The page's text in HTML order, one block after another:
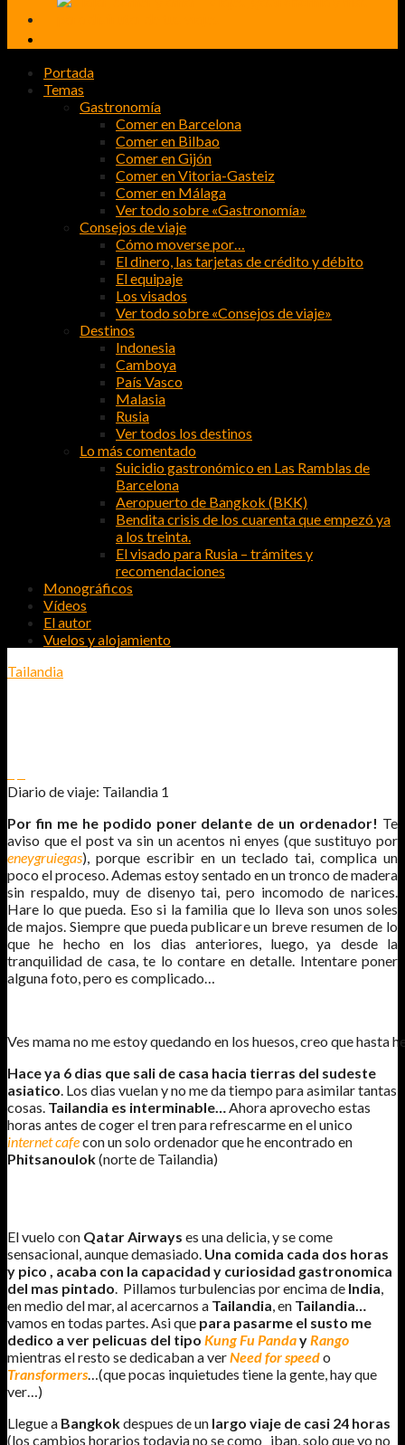
Portada
Temas
Gastronomía
Comer en Barcelona
Comer en Bilbao
Comer en Gijón
Comer en Vitoria-Gasteiz
Comer en Málaga
Ver todo sobre «Gastronomía»
Consejos de viaje
Cómo moverse por…
El dinero, las tarjetas de crédito y débito
El equipaje
Los visados
Ver todo sobre «Consejos de viaje»
Destinos
Indonesia
Camboya
País Vasco
Malasia
Rusia
Ver todos los destinos
Lo más comentado
Suicidio gastronómico en Las Ramblas de
Barcelona
Aeropuerto de Bangkok (BKK)
Bendita crisis de los cuarenta que empezó ya
a los treinta.
El visado para Rusia – trámites y
recomendaciones
Monográficos
Vídeos
El autor
Vuelos y alojamiento
Tailandia
Diario de viaje: Tailandia 1
Por fin me he podido poner delante de un ordenador! Te
aviso que el post va sin un acentos ni enyes (que sustituyo por
eneygruiegas), porque escribir en un teclado tai, complica un
poco el proceso. Ademas estoy sentado en un tronco de madera
sin respaldo, muy de disenyo tai, pero incomodo de narices.
Hare lo que pueda. Eso si la familia que lo lleva son unos soles
de majos. Siempre que pueda publicare un breve resumen de lo
que he hecho en los dias anteriores, luego, ya desde la
tranquilidad de casa, te lo contare en detalle. Intentare poner
alguna foto, pero es complicado…
Ves mama no me estoy quedando en los huesos, creo que hasta
Hace ya 6 dias que sali de casa hacia tierras del sudeste
asiatico. Los dias vuelan y no me da tiempo para asimilar tantas
cosas. Tailandia es interminable…Ahora aprovecho estas
horas antes de coger el tren para refrescarme en el unico
internet cafecon un solo ordenador que he encontrado en
Phitsanoulok(norte de Tailandia)
El vuelo con Qatar Airways es una delicia, y se come
sensacional, aunque demasiado. Una comida cada dos horas
y pico , acaba con la capacidad y curiosidad gastronomica
del mas pintado . Pillamos turbulencias por encima de India
en medio del mar, al acercarnos a Tailandia , en Tailandia…
vamos en todas partes. Asi que para pasarme el susto me
dedico a ver pelicuas del tipo Kung Fu Panday Rango
mientras el resto se dedicaban a verNeed for speedo
Transformers …(que pocas inquietudes tiene la gente, hay que
ver…)
Llegue a Bangkokdespues de un largo viaje de casi 24 horas
(los cambios horarios todavia no se como iban, solo que yo no